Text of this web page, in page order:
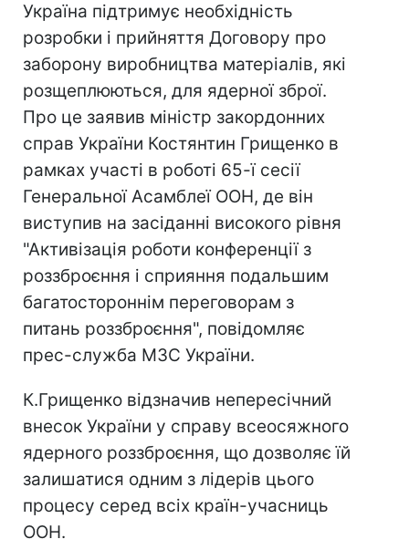
Україна підтримує необхідність
розробки і прийняття Договору про
заборону виробництва матеріалів, які
розщеплюються, для ядерної зброї.
Про це заявив міністр закордонних
справ України Костянтин Грищенко в
рамках участі в роботі 65-ї сесії
Генеральної Асамблеї ООН, де він
виступив на засіданні високого рівня
"Активізація роботи конференції з
роззброєння і сприяння подальшим
багатостороннім переговорам з
питань роззброєння", повідомляє
прес-служба МЗС України.
К.Грищенко відзначив непересічний
внесок України у справу всеосяжного
ядерного роззброєння, що дозволяє їй
залишатися одним з лідерів цього
процесу серед всіх країн-учасниць
ООН.